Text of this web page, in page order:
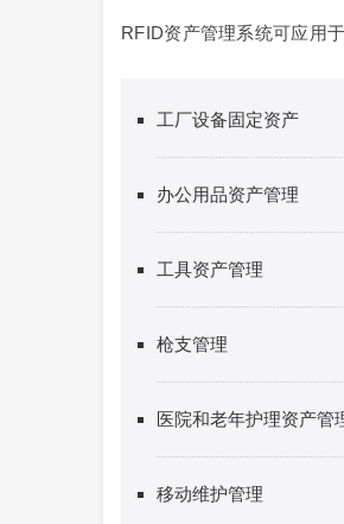
RFID资产管理系统可应用
工厂设备固定资产
办公用品资产管理
工具资产管理
枪支管理
医院和老年护理资产管
移动维护管理